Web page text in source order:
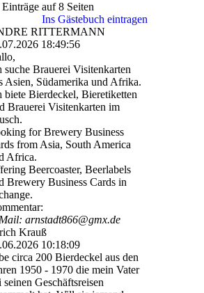
auf 8 Seiten
Ins Gästebuch eintragen
RITTERMANN
18:49:56
suche Brauerei Visitenkarten
Asien, Südamerika und Afrika.
biete Bierdeckel, Bieretiketten
Brauerei Visitenkarten im
for Brewery Business
from Asia, South America
Africa.
Beercoaster, Beerlabels
Brewery Business Cards in
arnstadt866@gmx.de
Krauß
10:18:09
circa 200 Bierdeckel aus den
1950 - 1970 die mein Vater
seinen Geschäftsreisen